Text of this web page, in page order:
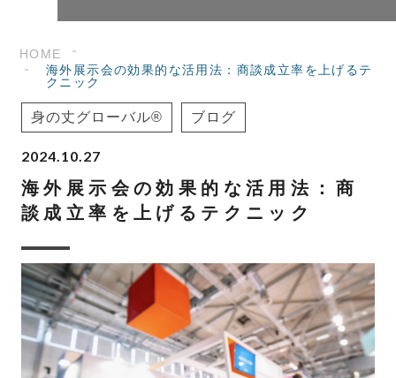
HOME
海外展示会の効果的な活用法：商談成立率を上げるテ
クニック
身の丈グローバル® ブログ
2024.10.27
海外展示会の効果的な活用法：商
談成立率を上げるテクニック